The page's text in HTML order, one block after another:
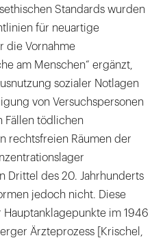
Standards wurden
für neuartige
die Vornahme
am Menschen“ ergänzt,
sozialer Notlagen
von Versuchspersonen
Fällen tödlichen
rechtsfreien Räumen der
Drittel des 20. Jahrhunderts
jedoch nicht. Diese
im 1946
Ärzteprozess [Krischel,